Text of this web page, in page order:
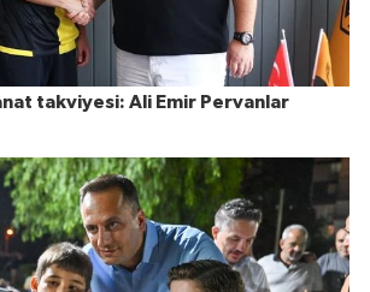
takviyesi: Ali Emir Pervanlar